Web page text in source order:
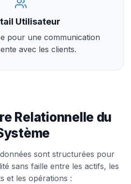
Utilisateur
pour une communication
avec les clients.
Relationnelle du
sont structurées pour
sans faille entre les actifs, les
et les opérations :